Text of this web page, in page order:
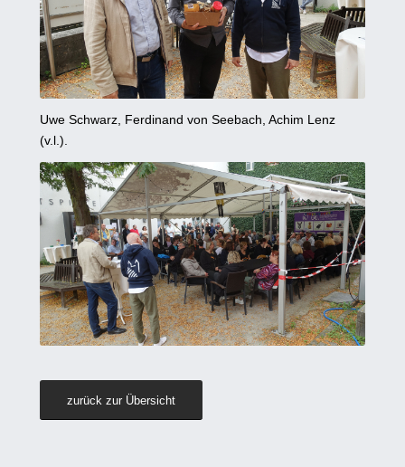
Uwe Schwarz, Ferdinand von Seebach, Achim Lenz
(v.l.).
zurück zur Übersicht